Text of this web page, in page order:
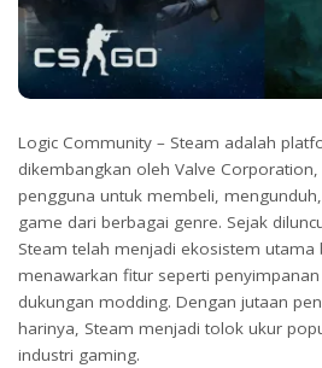
Logic Community – Steam adalah
dikembangkan oleh Valve
pengguna untuk membeli,
game dari berbagai genre. Sejak
Steam telah menjadi ekosistem utama
menawarkan fitur seperti
dukungan modding. Dengan jutaan
harinya, Steam menjadi tolok ukur
industri gaming.